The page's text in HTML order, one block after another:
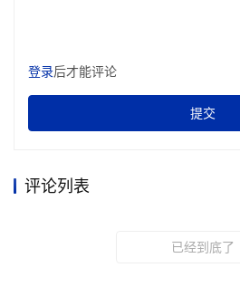
登录后才能评论
提交
评论列表
已经到底了